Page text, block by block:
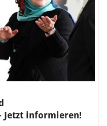
informieren!